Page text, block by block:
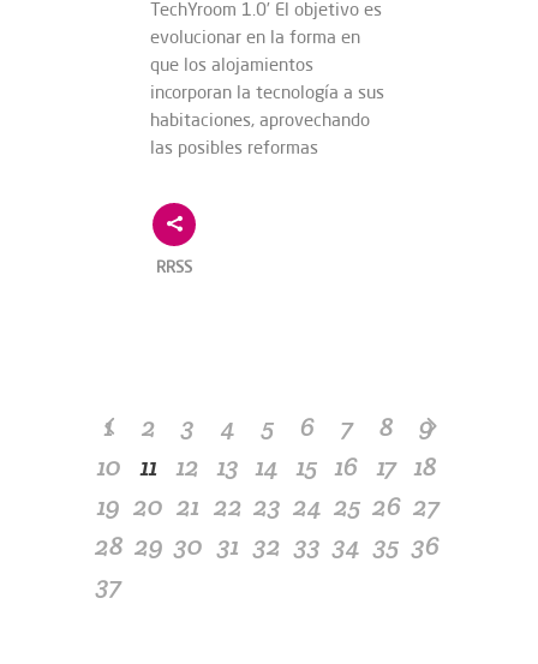
TechYroom 1.0’ El objetivo es
evolucionar en la forma en
que los alojamientos
incorporan la tecnología a sus
habitaciones, aprovechando
las posibles reformas
RRSS
1 2 3 4 5 6 7 8
9
10 11 12 13 14 15 16 17 18
19 20 21 22 23 24 25 26 27
28 29 30 31 32 33 34 35 36
37